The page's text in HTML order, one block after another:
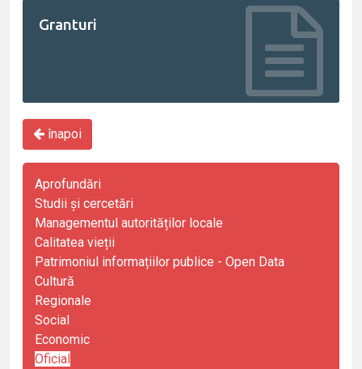
Granturi
înapoi
Aprofundări
Studii și cercetări
Managementul autorităților locale
Calitatea vieții
Patrimoniul informațiilor publice - Open Data
Cultură
Regionale
Social
Economic
Oficial